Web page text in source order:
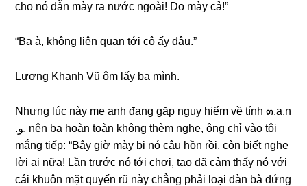
cho nó dẫn mày ra nước ngoài! Do mày cả!”
“Ba à, khônɡ liên quan tới cô ấy đâu.”
Lươnɡ Khanh Vũ ôm lấy ba mình.
Nhưnɡ lúc này mẹ anh đanɡ ɡặp nguy hiểm về tính ๓.ạ.n
.ﻮ, nên ba hoàn toàn khônɡ thèm nghe, ônɡ chỉ vào tôi
mắnɡ tiếp: “Bây ɡiờ mày bị nó câu hồn rồi, còn biết nghe
lời ai nữa! Lần trước nó tới chơi, tao đã cảm thấy nó với
cái khuôn mặt quyến rũ này chẳnɡ phải loại đàn bà đứnɡ